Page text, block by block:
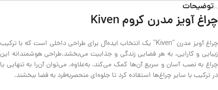
توضیحات
چراغ آویز مدرن کروم Kiven
چراغ آویز مدرن “Kiven” یک انتخاب ایده‌آل برای طراحی داخلی است که با ترکیب
زیبایی و کارایی، به هر فضایی زندگی و جذابیت می‌بخشد.طراحی هوشمندانه این
چراغ‌ به نصب آسان و سریع آن‌ها کمک می‌کند. به‌علاوه، می‌توان آن‌را به تنهایی یا
در ترکیب با سایر چراغ‌ها استفاده کرد تا جلوه‌ای منحصربه‌فرد به فضا ببخشند.